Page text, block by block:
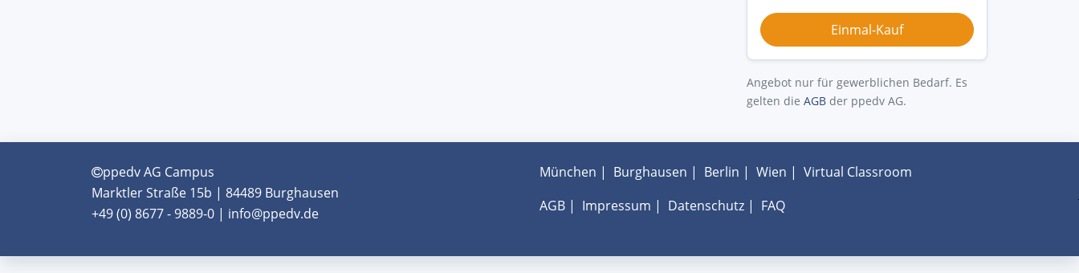
Angebot nur für gewerblichen Bedarf. Es
gelten die AGB der ppedv AG.
ppedv AG Campus
Marktler Straße 15b | 84489 Burghausen
+49 (0) 8677 - 9889-0 | info@ppedv.de
München | Burghausen | Berlin | Wien | Virtual Classroom
AGB| Impressum | Datenschutz| FAQ